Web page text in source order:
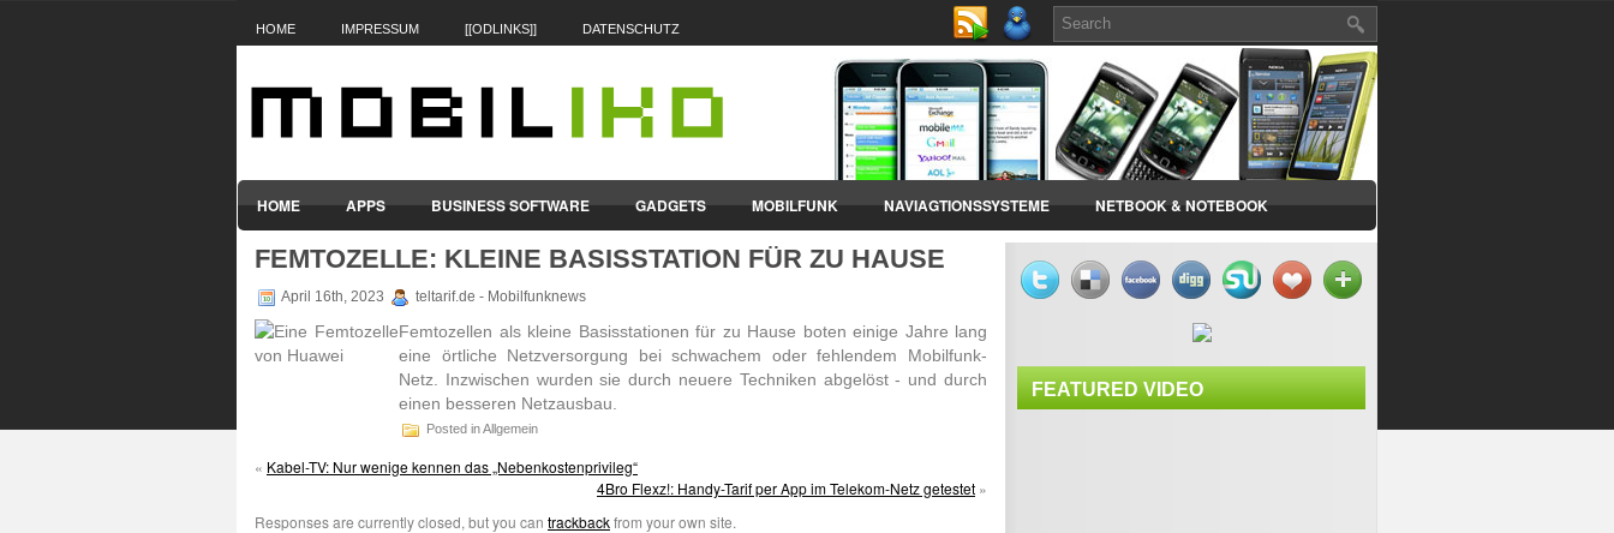
HOME IMPRESSUM [[ODLINKS]] DATENSCHUTZ
HOME APPS BUSINESS SOFTWARE GADGETS MOBILFUNK NAVIAGTIONSSYSTEME NETBOOK & NOTEBOOK
SMARTPHONES & HANDYS TABLET-PCS VERTRÄGE & TARIFE
FEMTOZELLE: KLEINE BASISSTATION FÜR ZU HAUSE
April 16th, 2023 teltarif.de - Mobilfunknews
Femto­zellen als kleine Basis­sta­tionen für zu Hause boten einige Jahre lang
eine örtliche Netz­ver­sor­gung bei schwa­chem oder fehlendem Mobil­funk-
Netz. Inzwi­schen wurden sie durch neuere Tech­niken abge­löst - und durch
einen besseren Netz­ausbau.
Posted in Allgemein
« Kabel-TV: Nur wenige kennen das „Nebenkostenprivileg“
4Bro Flexz!: Handy-Tarif per App im Telekom-Netz getestet »
Responses are currently closed, but you can trackbackfrom your own site.
FEATURED VIDEO